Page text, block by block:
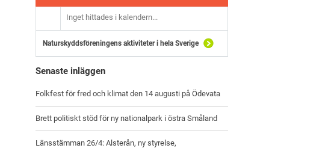
Inget hittades i kalendern...
Naturskyddsföreningens aktiviteter i hela Sverige
Senaste inläggen
Folkfest för fred och klimat den 14 augusti på Ödevata
Brett politiskt stöd för ny nationalpark i östra Småland
Länsstämman 26/4: Alsterån, ny styrelse,